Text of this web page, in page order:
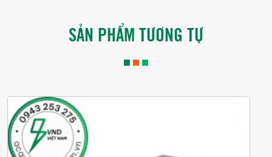
SẢN PHẨM TƯƠNG TỰ